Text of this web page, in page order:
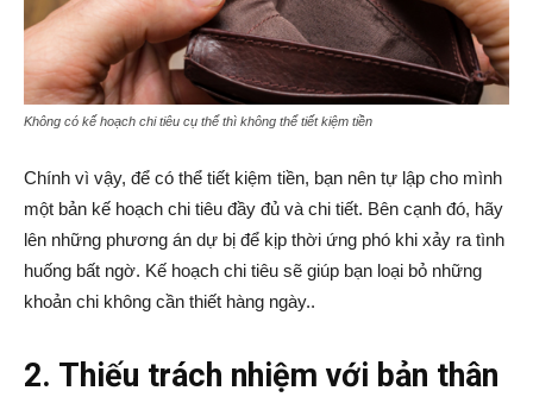
Không có kế hoạch chi tiêu cụ thể thì không thể tiết kiệm tiền
Chính vì vậy, để có thể tiết kiệm tiền, bạn nên tự lập cho mình
một bản kế hoạch chi tiêu đầy đủ và chi tiết. Bên cạnh đó, hãy
lên những phương án dự bị để kịp thời ứng phó khi xảy ra tình
huống bất ngờ. Kế hoạch chi tiêu sẽ giúp bạn loại bỏ những
khoản chi không cần thiết hàng ngày..
2. Thiếu trách nhiệm với bản thân